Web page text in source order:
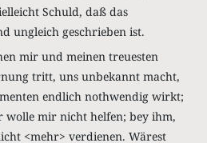
Schuld, daß das
ungleich geschrieben ist.
mir und meinen treuesten
tritt, uns unbekannt macht,
endlich nothwendig wirkt;
wolle mir nicht helfen; bey ihm,
<mehr> verdienen. Wärest